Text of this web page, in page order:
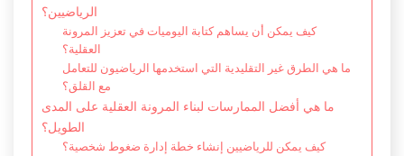
الرياضيين؟
كيف يمكن أن يساهم كتابة اليوميات في تعزيز المرونة
العقلية؟
ما هي الطرق غير التقليدية التي استخدمها الرياضيون للتعامل
مع القلق؟
ما هي أفضل الممارسات لبناء المرونة العقلية على المدى
الطويل؟
كيف يمكن للرياضيين إنشاء خطة إدارة ضغوط شخصية؟